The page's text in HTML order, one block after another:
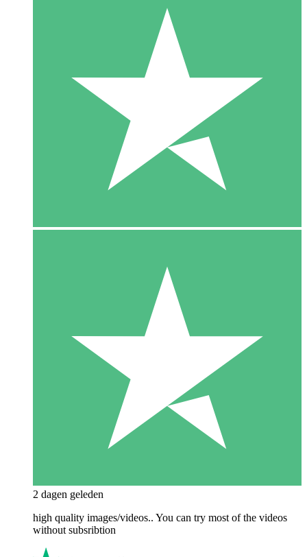
2 dagen geleden
high quality images/videos.. You can try most of the videos
without subsribtion